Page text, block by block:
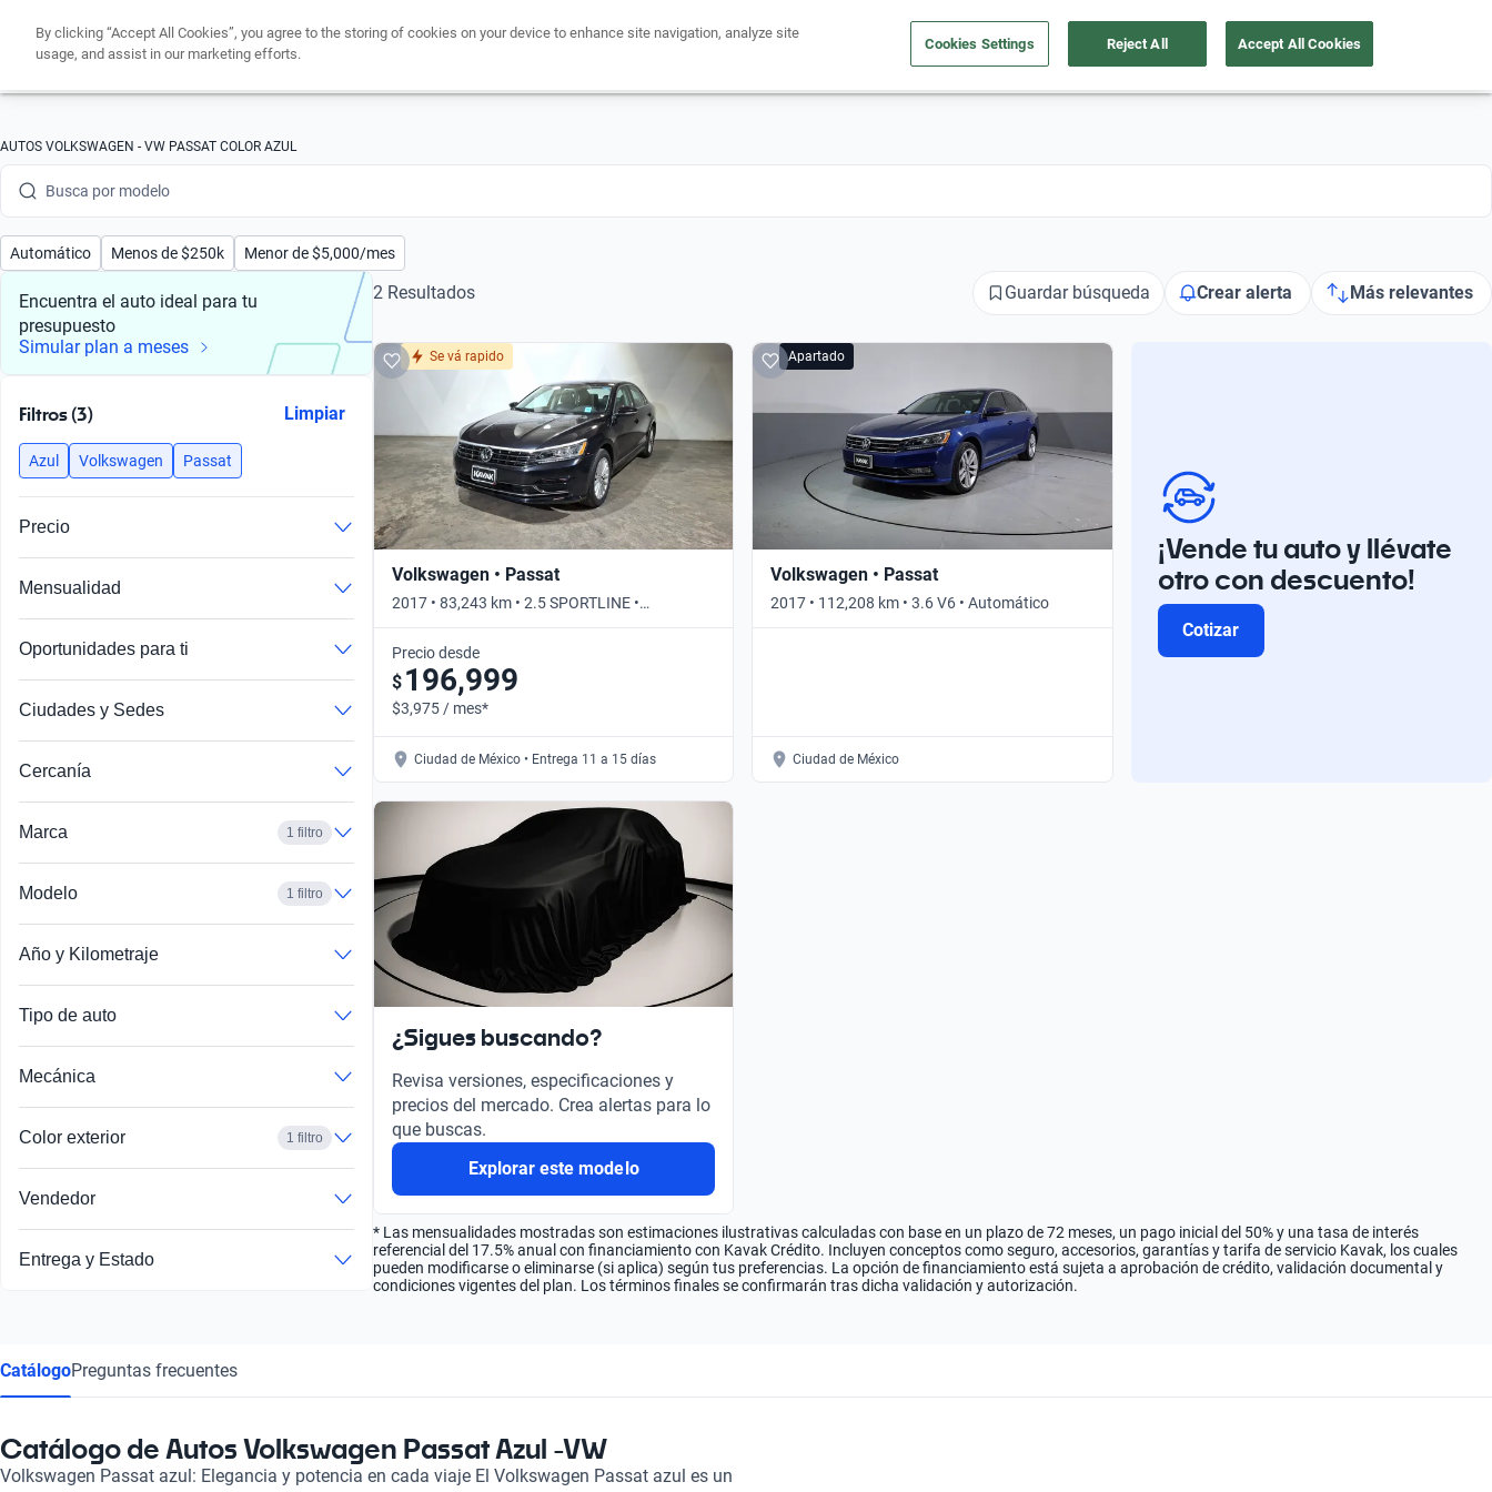
Compra un auto Vende tu auto Cuida tu auto Nosotros Ubicación
AUTOS VOLKSWAGEN - VW PASSAT COLOR AZUL
Busca por marca
Busca por modelo
Busca por versión
Busca por marca
Busca por año
Automático Menos de $250k Menor de $5,000/mes
Encuentra el auto ideal para tu
presupuesto
Simular plan a meses
Filtros (3) Limpiar
Azul Volkswagen Passat
Precio
Mensualidad
Oportunidades para ti
Ciudades y Sedes
Cercanía
Marca 1 filtro
Modelo 1 filtro
Año y Kilometraje
Tipo de auto
Mecánica
Color exterior 1 filtro
Vendedor
Entrega y Estado
2 Resultados Guardar búsqueda Crear alerta Más relevantes
Se vá rapido
Volkswagen • Passat
2017 • 83,243 km • 2.5 SPORTLINE •
Automático
Precio desde
$ 196,999
$3,975 / mes*
Ciudad de México • Entrega 11 a 15 días
Apartado
Volkswagen • Passat
2017 • 112,208 km • 3.6 V6 • Automático
Ciudad de México
¡Vende tu auto y llévate
otro con descuento!
Cotizar
¿Sigues buscando?
Revisa versiones, especificaciones y
precios del mercado. Crea alertas para lo
que buscas.
Explorar este modelo
* Las mensualidades mostradas son estimaciones ilustrativas calculadas con base en un plazo de 72 meses, un pago inicial del 50% y una tasa de interés
referencial del 17.5% anual con financiamiento con Kavak Crédito. Incluyen conceptos como seguro, accesorios, garantías y tarifa de servicio Kavak, los cuales
pueden modificarse o eliminarse (si aplica) según tus preferencias. La opción de financiamiento está sujeta a aprobación de crédito, validación documental y
condiciones vigentes del plan. Los términos finales se confirmarán tras dicha validación y autorización.
CatálogoPreguntas frecuentes
Catálogo de Autos Volkswagen Passat Azul -VW
Volkswagen Passat azul: Elegancia y potencia en cada viaje El Volkswagen Passat azul es un
By clicking “Accept All Cookies”, you agree to the storing of cookies on your device to enhance site navigation, analyze site
usage, and assist in our marketing efforts.
Cookies Settings Reject All Accept All Cookies